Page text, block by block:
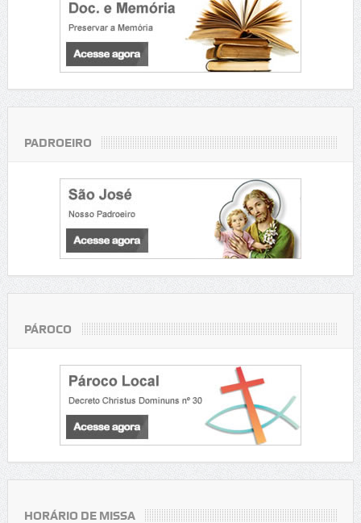
PADROEIRO
PÁROCO
HORÁRIO DE MISSA